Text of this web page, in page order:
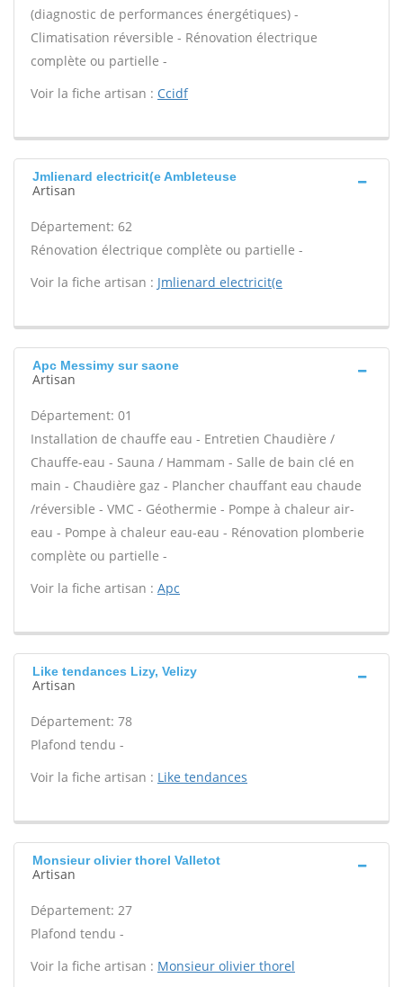
(diagnostic de performances énergétiques) -
Climatisation réversible - Rénovation électrique
complète ou partielle -
Voir la fiche artisan : Ccidf
Jmlienard electricit(e Ambleteuse
Artisan
Département: 62
Rénovation électrique complète ou partielle -
Voir la fiche artisan : Jmlienard electricit(e
Apc Messimy sur saone
Artisan
Département: 01
Installation de chauffe eau - Entretien Chaudière /
Chauffe-eau - Sauna / Hammam - Salle de bain clé en
main - Chaudière gaz - Plancher chauffant eau chaude
/réversible - VMC - Géothermie - Pompe à chaleur air-
eau - Pompe à chaleur eau-eau - Rénovation plomberie
complète ou partielle -
Voir la fiche artisan : Apc
Like tendances Lizy, Velizy
Artisan
Département: 78
Plafond tendu -
Voir la fiche artisan : Like tendances
Monsieur olivier thorel Valletot
Artisan
Département: 27
Plafond tendu -
Voir la fiche artisan : Monsieur olivier thorel